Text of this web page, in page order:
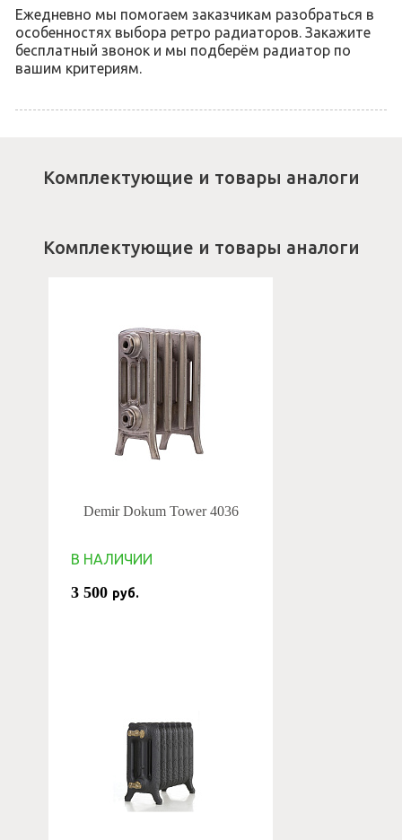
Ежедневно мы помогаем заказчикам разобраться в
особенностях выбора ретро радиаторов. Закажите
бесплатный звонок и мы подберём радиатор по
вашим критериям.
Комплектующие и товары аналоги
Комплектующие и товары аналоги
Demir Dokum Tower 4036
В НАЛИЧИИ
3 500 руб.